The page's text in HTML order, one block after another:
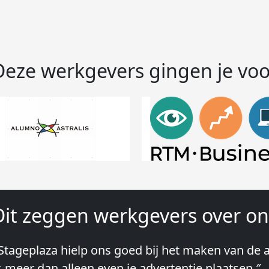
werkgevers gingen je
zeggen werkgevers over
hielp ons goed bij het maken van de
hebben in ieder geval prima ervaringen met